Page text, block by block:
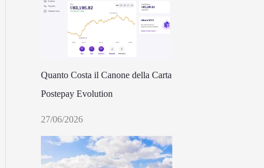
Quanto Costa il Canone della Carta
Postepay Evolution
27/06/2026